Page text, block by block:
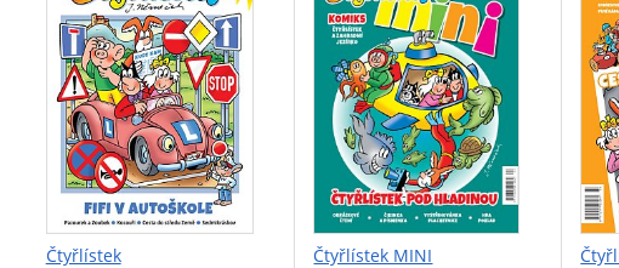
Čtyřlístek Čtyřlístek MINI